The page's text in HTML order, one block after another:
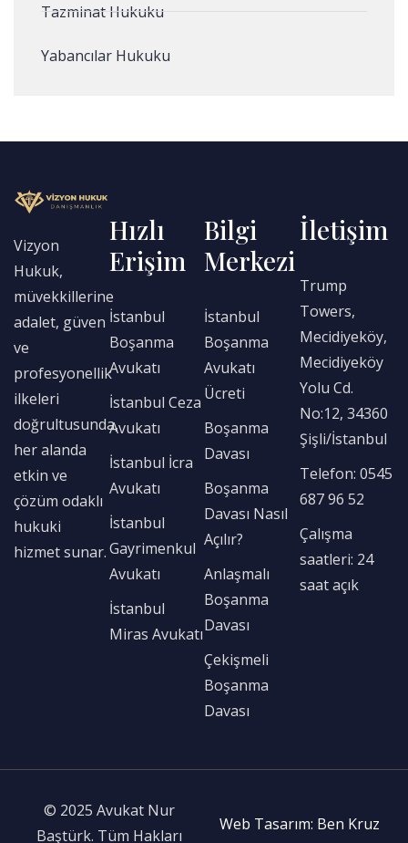
Tazminat Hukuku
Yabancılar Hukuku
Vizyon
Hukuk,
müvekkillerine
adalet, güven
ve
profesyonellik
ilkeleri
doğrultusunda,
her alanda
etkin ve
çözüm odaklı
hukuki
hizmet sunar.
Hızlı
Erişim
İstanbul
Boşanma
Avukatı
İstanbul Ceza
Avukatı
İstanbul İcra
Avukatı
İstanbul
Gayrimenkul
Avukatı
İstanbul
Miras Avukatı
Bilgi
Merkezi
İstanbul
Boşanma
Avukatı
Ücreti
Boşanma
Davası
Boşanma
Davası Nasıl
Açılır?
Anlaşmalı
Boşanma
Davası
Çekişmeli
Boşanma
Davası
İletişim
Trump
Towers,
Mecidiyeköy,
Mecidiyeköy
Yolu Cd.
No:12, 34360
Şişli/İstanbul
Telefon: 0545
687 96 52
Çalışma
saatleri: 24
saat açık
© 2025 Avukat Nur
Baştürk. Tüm Hakları
Web Tasarım: Ben Kruz